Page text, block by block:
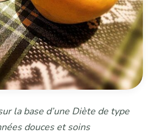
la base d’une Diète de type
douces et soins